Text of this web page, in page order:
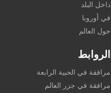
داخل البلد
في أوروبا
حول العالم
الروابط
مرافقة في الحبية الرابعة
مرافقة في جزر العالم